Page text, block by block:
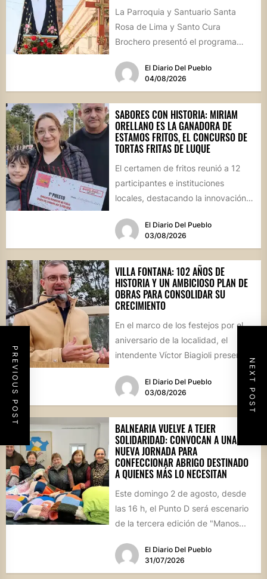
PREVIOUS POST NEXT POST
La Parroquia y Santuario Santa
Rosa de Lima y Santo Cura
Brochero presentó el programa
El Diario Del Pueblo
04/08/2026
SABORES CON HISTORIA: MIRIAM
ORELLANO ES LA GANADORA DE
ESTAMOS FRITOS, EL CONCURSO DE
TORTAS FRITAS DE LUQUE
El certamen de fritos reunió a 12
participantes e instituciones
locales, destacando la innovación
El Diario Del Pueblo
03/08/2026
VILLA FONTANA: 102 AÑOS DE
HISTORIA Y UN AMBICIOSO PLAN DE
OBRAS PARA CONSOLIDAR SU
CRECIMIENTO
En el marco de los festejos por el
aniversario de la localidad, el
intendente Víctor Biagioli presentó
El Diario Del Pueblo
03/08/2026
BALNEARIA VUELVE A TEJER
SOLIDARIDAD: CONVOCAN A UNA
NUEVA JORNADA PARA
CONFECCIONAR ABRIGO DESTINADO
A QUIENES MÁS LO NECESITAN
Este domingo 2 de agosto, desde
las 16 h, el Punto D será escenario
de la tercera edición de "Manos...
El Diario Del Pueblo
31/07/2026